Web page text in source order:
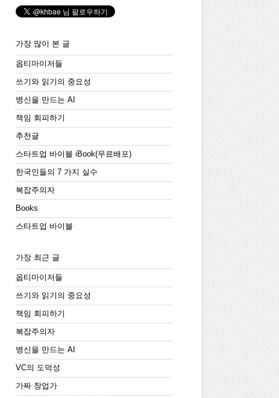
가장 많이 본 글
옵티마이저들
쓰기와 읽기의 중요성
병신을 만드는 AI
책임 회피하기
추천글
스타트업 바이블 iBook(무료배포)
한국인들의 7 가지 실수
복잡주의자
Books
스타트업 바이블
가장 최근 글
옵티마이저들
쓰기와 읽기의 중요성
책임 회피하기
복잡주의자
병신을 만드는 AI
VC의 도덕성
가짜 창업가